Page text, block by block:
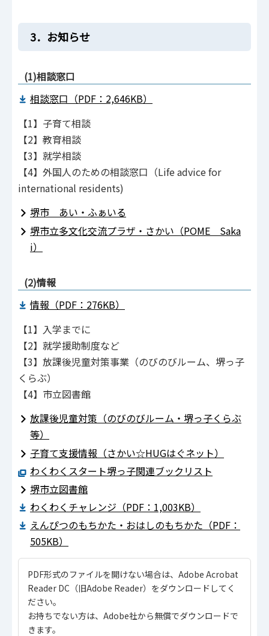
3．お知らせ
(1)相談窓口
相談窓口（PDF：2,646KB）
【1】子育て相談
【2】教育相談
【3】就学相談
【4】外国人のための相談窓口（Life advice for
international residents)
堺市 あい・ふぁいる
堺市立多文化交流プラザ・さかい（POME Saka
i）
(2)情報
情報（PDF：276KB）
【1】入学までに
【2】就学援助制度など
【3】放課後児童対策事業（のびのびルーム、堺っ子
くらぶ）
【4】市立図書館
放課後児童対策（のびのびルーム・堺っ子くらぶ
等）
子育て支援情報（さかい☆HUGはぐネット）
わくわくスタート堺っ子関連ブックリスト
堺市立図書館
わくわくチャレンジ（PDF：1,003KB）
えんぴつのもちかた・おはしのもちかた（PDF：
505KB）
PDF形式のファイルを開けない場合は、Adobe Acrobat
Reader DC（旧Adobe Reader）をダウンロードしてく
ださい。
お持ちでない方は、Adobe社から無償でダウンロードで
きます。